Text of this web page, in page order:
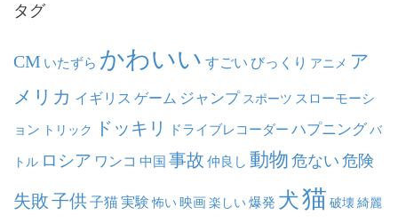
タグ
CM いたずら かわいい すごい びっくり アニメ ア
メリカ イギリス ゲーム ジャンプ スポーツ スローモーシ
ョン トリック ドッキリ ドライブレコーダー ハプニング バ
トル ロシア ワンコ 中国 事故 仲良し 動物 危ない 危険
失敗子供子猫実験 怖い映画楽しい爆発 犬猫 破壊綺麗